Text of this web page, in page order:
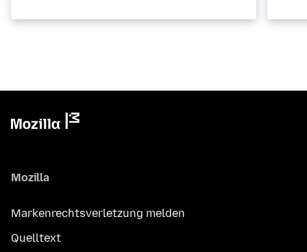
Mozilla
Markenrechtsverletzung melden
Quelltext